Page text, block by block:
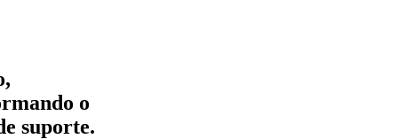
o
suporte.